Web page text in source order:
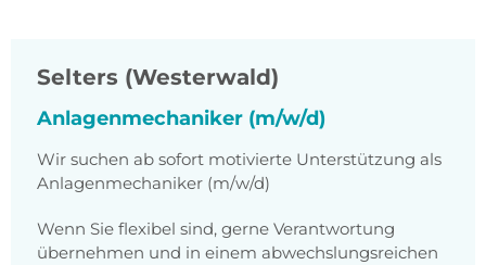
Selters (Westerwald)
Anlagenmechaniker (m/w/d)
Wir suchen ab sofort motivierte Unterstützung als
Anlagenmechaniker (m/w/d)
Wenn Sie flexibel sind, gerne Verantwortung
übernehmen und in einem abwechslungsreichen